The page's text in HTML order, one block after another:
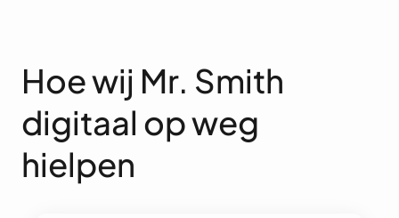
Hoe wij Mr. Smith
digitaal op weg
hielpen